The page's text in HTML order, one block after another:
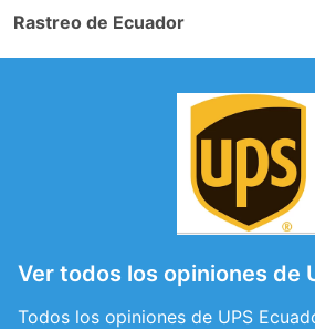
Rastreo de Ecuador
Ver todos los opiniones de
Todos los opiniones de UPS